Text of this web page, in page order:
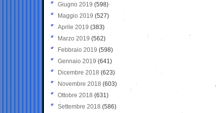
Giugno 2019 (598)
Maggio 2019 (527)
Aprile 2019 (383)
Marzo 2019 (562)
Febbraio 2019 (598)
Gennaio 2019 (641)
Dicembre 2018 (623)
Novembre 2018 (603)
Ottobre 2018 (631)
Settembre 2018 (586)